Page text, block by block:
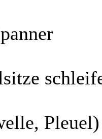
Pleuel)